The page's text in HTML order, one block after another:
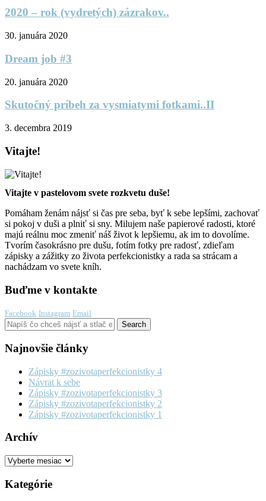
2020 – rok (vydretých) zázrakov..
30. januára 2020
Dream job #3
20. januára 2020
Skutočný príbeh za vysmiatymi fotkami..II
3. decembra 2019
Vitajte!
Vitajte v pastelovom svete rozkvetu duše!
Pomáham ženám nájsť si čas pre seba, byť k sebe lepšími, zachovať
si pokoj v duši a plniť si sny. Milujem naše papierové radosti, ktoré
majú reálnu moc zmeniť náš život k lepšiemu, ak im to dovolíme.
Tvorím časokrásno pre dušu, fotím fotky pre radosť, zdieľam
zápisky a zážitky zo života perfekcionistky a rada sa strácam a
nachádzam vo svete kníh.
Buďme v kontakte
Facebook Instagram Email
Najnovšie články
Zápisky #zozivotaperfekcionistky 4
Návrat k sebe
Zápisky #zozivotaperfekcionistky 3
Zápisky #zozivotaperfekcionistky 2
Zápisky #zozivotaperfekcionistky 1
Archív
Archív
Kategórie